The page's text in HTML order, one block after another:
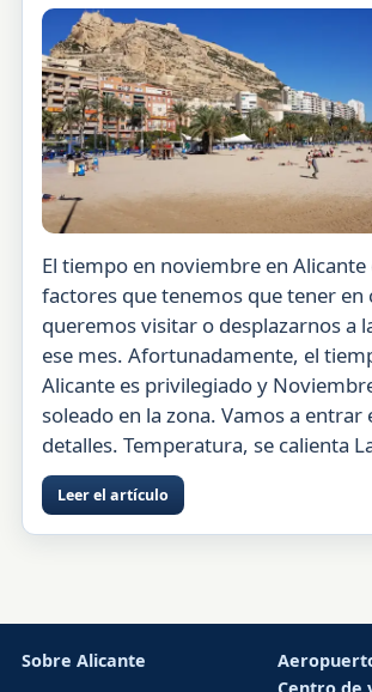
El tiempo en noviembre en Alicante
factores que tenemos que tener en
queremos visitar o desplazarnos a
ese mes. Afortunadamente, el
Alicante es privilegiado y
soleado en la zona. Vamos a entrar
detalles. Temperatura, se calienta
Leer el artículo
Sobre Alicante